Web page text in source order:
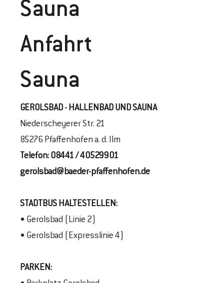
Sauna
Anfahrt
Sauna
GEROLSBAD - HALLENBAD UND SAUNA
Niederscheyerer Str. 21
85276 Pfaffenhofen a. d. Ilm
Telefon: 08441 / 40529901
gerolsbad@baeder-pfaffenhofen.de
STADTBUS HALTESTELLEN:
• Gerolsbad (Linie 2)
• Gerolsbad (Expresslinie 4)
PARKEN: